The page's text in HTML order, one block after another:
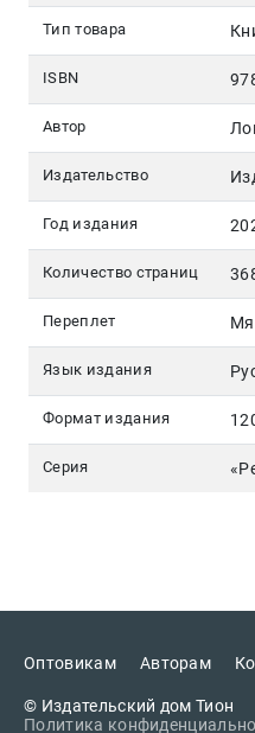
Тип товара
ISBN
Автор
Издательство
Год издания
Количество страниц
Переплет
Язык издания
Формат издания
Серия
Оптовикам Авторам
© Издательский дом Тион
Политика